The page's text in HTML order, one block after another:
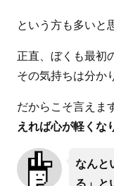
という方も多いと
正直、ぼくも最初
その気持ちは分か
だからこそ言えま
えれば心が軽くな
なんと